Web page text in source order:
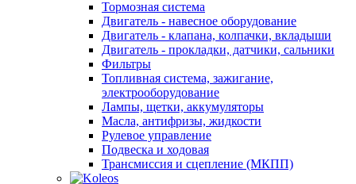
Тормозная система
Двигатель - навесное оборудование
Двигатель - клапана, колпачки, вкладыши
Двигатель - прокладки, датчики, сальники
Фильтры
Топливная система, зажигание,
электрооборудование
Лампы, щетки, аккумуляторы
Масла, антифризы, жидкости
Рулевое управление
Подвеска и ходовая
Трансмиссия и сцепление (МКПП)